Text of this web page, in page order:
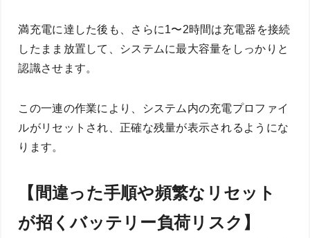
満充電に達した後も、さらに1〜2時間は充電器を接続
したまま放置して、システムに最大容量をしっかりと
認識させます。
この一連の作業により、システム内の充電プロファイ
ルがリセットされ、正確な残量が表示されるようにな
ります。
【間違った手順や頻繁なリセット
が招くバッテリー負荷リスク】